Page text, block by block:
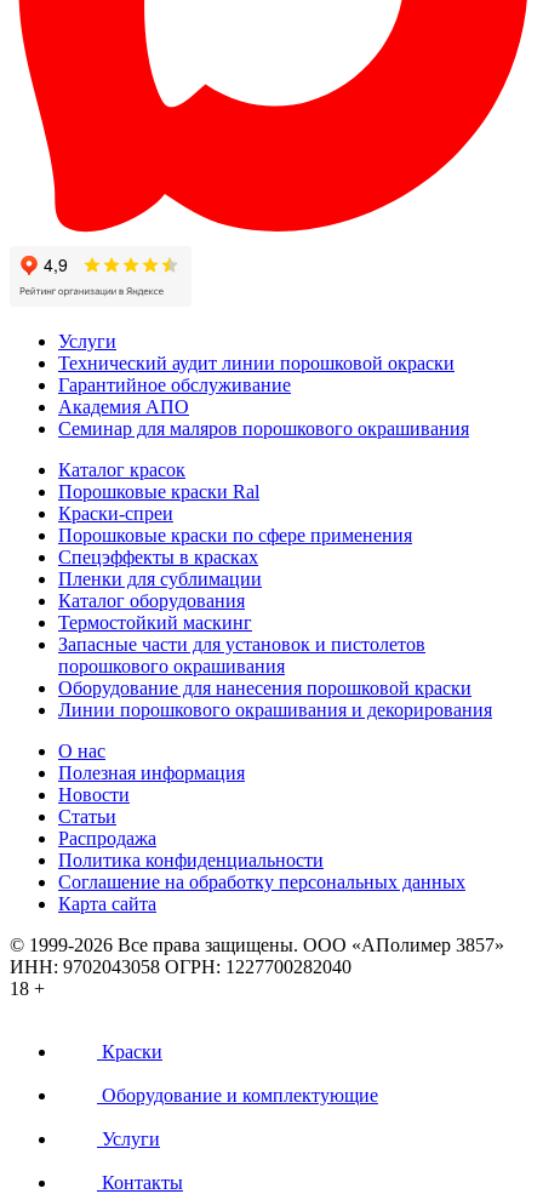
Услуги
Технический аудит линии порошковой окраски
Гарантийное обслуживание
Академия АПО
Семинар для маляров порошкового окрашивания
Каталог красок
Порошковые краски Ral
Краски-спреи
Порошковые краски по сфере применения
Спецэффекты в красках
Пленки для сублимации
Каталог оборудования
Термостойкий маскинг
Запасные части для установок и пистолетов
порошкового окрашивания
Оборудование для нанесения порошковой краски
Линии порошкового окрашивания и декорирования
О нас
Полезная информация
Новости
Статьи
Распродажа
Политика конфиденциальности
Соглашение на обработку персональных данных
Карта сайта
© 1999-2026 Все права защищены. ООО «АПолимер 3857»
ИНН: 9702043058 ОГРН: 1227700282040
18 +
Краски
Оборудование и комплектующие
Услуги
Контакты